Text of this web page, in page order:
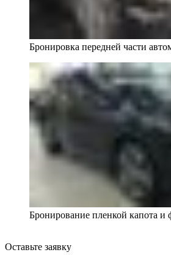
Бронировка передней части
Бронирование пленкой капота и
Оставьте заявку